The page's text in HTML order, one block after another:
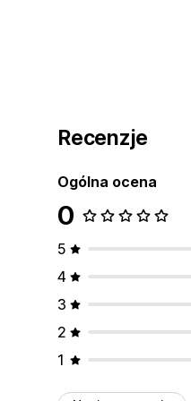
Recenzje
Ogólna ocena
0
5
4
3
2
1